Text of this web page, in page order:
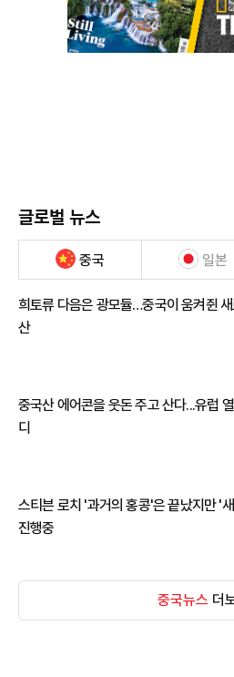
글로벌 뉴스
중국 일본
희토류 다음은 광모듈…중국이 움켜쥔
산
중국산 에어콘을 웃돈 주고 산다...유럽
디
스티븐 로치 '과거의 홍콩'은 끝났지만 '
진행중
중국뉴스 더